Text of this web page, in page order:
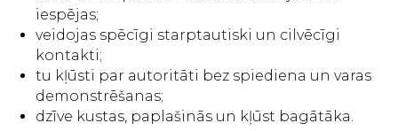
iespējas;
veidojas spēcīgi starptautiski un cilvēcīgi
kontakti;
tu kļūsti par autoritāti bez spiediena un varas
demonstrēšanas;
dzīve kustas, paplašinās un kļūst bagātāka.